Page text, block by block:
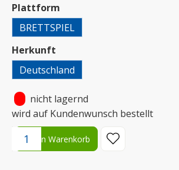
Plattform
BRETTSPIEL
Herkunft
Deutschland
nicht lagernd
wird auf Kundenwunsch bestellt
Produkt Anzahl: Gib den gewünschten
In den Warenkorb